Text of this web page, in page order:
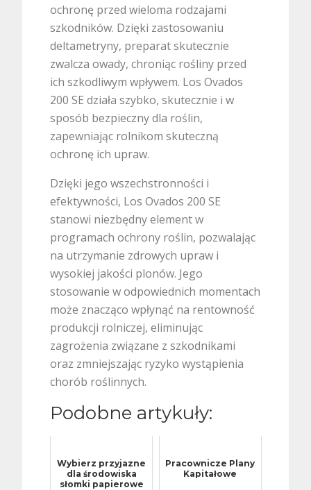
ochronę przed wieloma rodzajami
szkodników. Dzięki zastosowaniu
deltametryny, preparat skutecznie
zwalcza owady, chroniąc rośliny przed
ich szkodliwym wpływem. Los Ovados
200 SE działa szybko, skutecznie i w
sposób bezpieczny dla roślin,
zapewniając rolnikom skuteczną
ochronę ich upraw.
Dzięki jego wszechstronności i
efektywności, Los Ovados 200 SE
stanowi niezbędny element w
programach ochrony roślin, pozwalając
na utrzymanie zdrowych upraw i
wysokiej jakości plonów. Jego
stosowanie w odpowiednich momentach
może znacząco wpłynąć na rentowność
produkcji rolniczej, eliminując
zagrożenia związane z szkodnikami
oraz zmniejszając ryzyko wystąpienia
chorób roślinnych.
Podobne artykuły:
Wybierz przyjazne
dla środowiska
słomki papierowe
Pracownicze Plany
Kapitałowe